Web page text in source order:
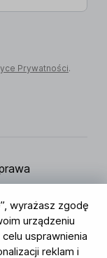
wyrażasz zgodę
urządzeniu
usprawnienia
reklam i
Prywatności.
Strona